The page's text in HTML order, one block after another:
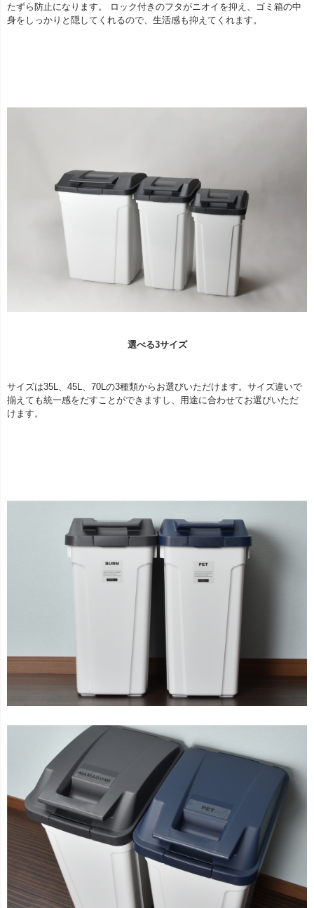
たずら防止になります。 ロック付きのフタがニオイを抑え、ゴミ箱の中
身をしっかりと隠してくれるので、生活感も抑えてくれます。
選べる3サイズ
サイズは35L、45L、70Lの3種類からお選びいただけます。サイズ違いで
揃えても統一感をだすことができますし、用途に合わせてお選びいただ
けます。